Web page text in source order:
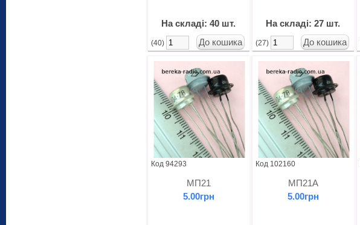
На складі: 40 шт.
(40)
На складі: 27 шт.
(27)
Код 94293
МП21
5.00грн
Код 102160
МП21А
5.00грн